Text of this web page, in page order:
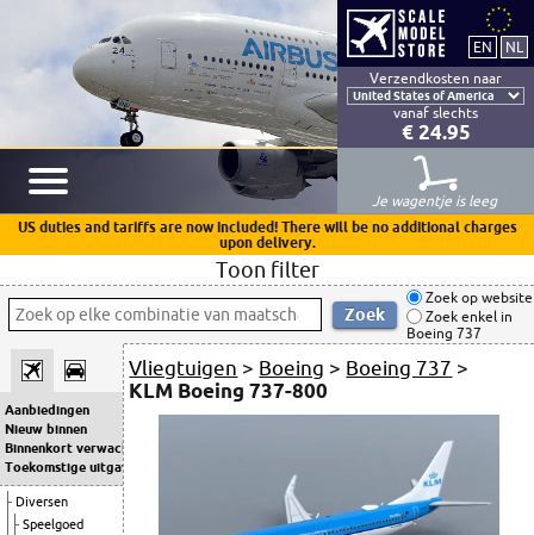
Verzendkosten naar
vanaf slechts
€ 24.95
Je wagentje is leeg
US duties and tariffs are now included! There will be no additional charges
upon delivery.
Toon filter
Zoek op website
Zoek enkel in
Boeing 737
Aanbiedingen
Nieuw binnen
Binnenkort verwacht
Toekomstige uitgaven
Diversen
Speelgoed
Vliegtuigen > Boeing > Boeing 737 >
KLM Boeing 737-800